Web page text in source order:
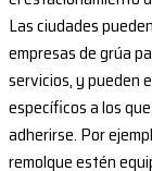
Las ciudades
empresas de grúa
servicios, y pueden
específicos a los
adherirse. Por
remolque estén